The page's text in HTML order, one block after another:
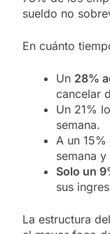
sueldo no
En cuánto
Un 28%
cancelar
Un 21%
semana.
A un
semana
Solo un
sus
La estructura